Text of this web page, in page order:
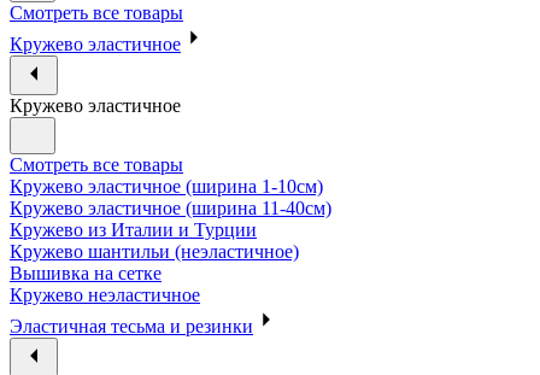
Смотреть все товары
Кружево эластичное
Кружево эластичное
Смотреть все товары
Кружево эластичное (ширина 1-10см)
Кружево эластичное (ширина 11-40см)
Кружево из Италии и Турции
Кружево шантильи (неэластичное)
Вышивка на сетке
Кружево неэластичное
Эластичная тесьма и резинки